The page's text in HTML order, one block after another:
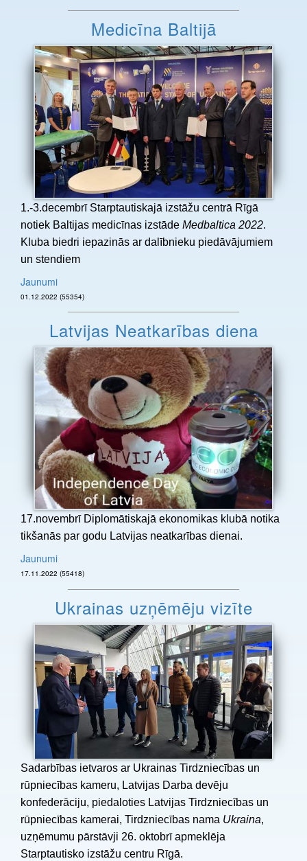
Medicīna Baltijā
1.-3.decembrī Starptautiskajā izstāžu centrā Rīgā
notiek Baltijas medicīnas izstāde Medbaltica 2022.
Kluba biedri iepazinās ar dalībnieku piedāvājumiem
un stendiem
Jaunumi
01.12.2022 (55354)
Latvijas Neatkarības diena
17.novembrī Diplomātiskajā ekonomikas klubā notika
tikšanās par godu Latvijas neatkarības dienai.
Jaunumi
17.11.2022 (55418)
Ukrainas uzņēmēju vizīte
Sadarbības ietvaros ar Ukrainas Tirdzniecības un
rūpniecības kameru, Latvijas Darba devēju
konfederāciju, piedaloties Latvijas Tirdzniecības un
rūpniecības kamerai, Tirdzniecības nama Ukraina,
uzņēmumu pārstāvji 26. oktobrī apmeklēja
Starptautisko izstāžu centru Rīgā.